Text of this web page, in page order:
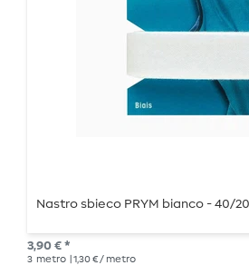
Nastro sbieco PRYM bianco - 40/
3,90 € *
3 metro | 1,30 € / metro